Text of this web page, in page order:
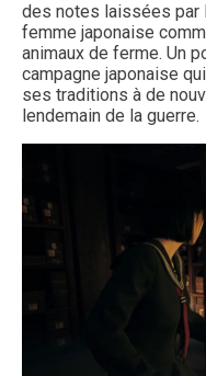
des notes laissées par
femme japonaise
animaux de ferme. Un
campagne japonaise
ses traditions à de
lendemain de la guerre.